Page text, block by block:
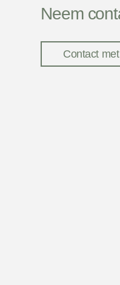
Neem
Contact